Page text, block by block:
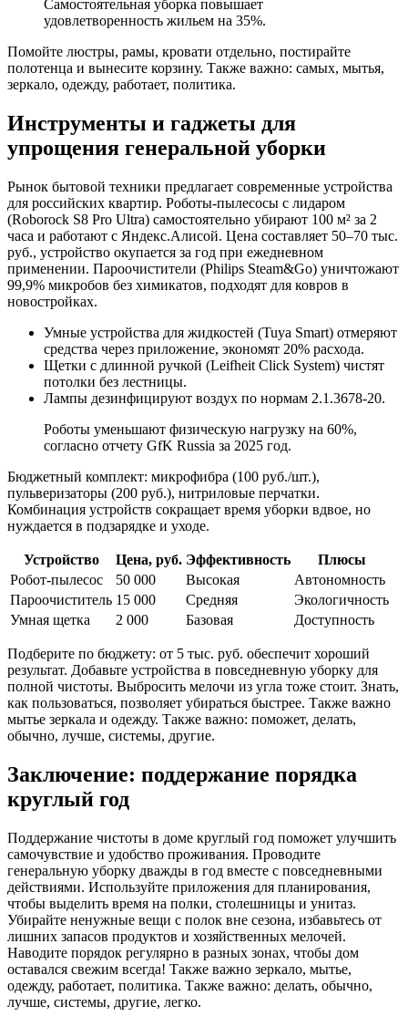
Самостоятельная уборка повышает
удовлетворенность жильем на 35%.
Помойте люстры, рамы, кровати отдельно, постирайте
полотенца и вынесите корзину. Также важно: самых, мытья,
зеркало, одежду, работает, политика.
Инструменты и гаджеты для
упрощения генеральной уборки
Рынок бытовой техники предлагает современные устройства
для российских квартир. Роботы-пылесосы с лидаром
(Roborock S8 Pro Ultra) самостоятельно убирают 100 м² за 2
часа и работают с Яндекс.Алисой. Цена составляет 50–70 тыс.
руб., устройство окупается за год при ежедневном
применении. Пароочистители (Philips Steam&Go) уничтожают
99,9% микробов без химикатов, подходят для ковров в
новостройках.
Умные устройства для жидкостей (Tuya Smart) отмеряют
средства через приложение, экономят 20% расхода.
Щетки с длинной ручкой (Leifheit Click System) чистят
потолки без лестницы.
Лампы дезинфицируют воздух по нормам 2.1.3678-20.
Роботы уменьшают физическую нагрузку на 60%,
согласно отчету GfK Russia за 2025 год.
Бюджетный комплект: микрофибра (100 руб./шт.),
пульверизаторы (200 руб.), нитриловые перчатки.
Комбинация устройств сокращает время уборки вдвое, но
нуждается в подзарядке и уходе.
Устройство Цена, руб. Эффективность
Плюсы
Робот-пылесос
50 000 Высокая
Автономность
Пароочиститель 15 000 Средняя
Экологичность
Умная щетка
2 000 Базовая Доступность
Подберите по бюджету: от 5 тыс. руб. обеспечит хороший
результат. Добавьте устройства в повседневную уборку для
полной чистоты. Выбросить мелочи из угла тоже стоит. Знать,
как пользоваться, позволяет убираться быстрее. Также важно
мытье зеркала и одежду. Также важно: поможет, делать,
обычно, лучше, системы, другие.
Заключение: поддержание порядка
круглый год
Поддержание чистоты в доме круглый год поможет улучшить
самочувствие и удобство проживания. Проводите
генеральную уборку дважды в год вместе с повседневными
действиями. Используйте приложения для планирования,
чтобы выделить время на полки, столешницы и унитаз.
Убирайте ненужные вещи с полок вне сезона, избавьтесь от
лишних запасов продуктов и хозяйственных мелочей.
Наводите порядок регулярно в разных зонах, чтобы дом
оставался свежим всегда! Также важно зеркало, мытье,
одежду, работает, политика. Также важно: делать, обычно,
лучше, системы, другие, легко.